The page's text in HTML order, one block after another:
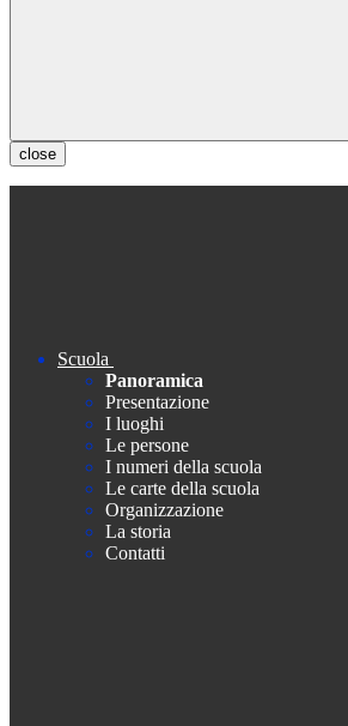
close
Scuola
Panoramica
Presentazione
I luoghi
Le persone
I numeri della scuola
Le carte della scuola
Organizzazione
La storia
Contatti